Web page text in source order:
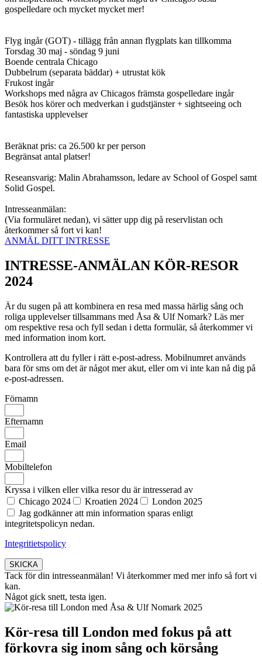
gospelledare och mycket mycket mer!
Flyg ingår (GOT) - tillägg från annan flygplats kan tillkomma
Torsdag 30 maj - söndag 9 juni
Boende centrala Chicago
Dubbelrum (separata bäddar) + utrustat kök
Frukost ingår
Workshops med några av Chicagos främsta gospelledare ingår
Besök hos körer och medverkan i gudstjänster + sightseeing och
fantastiska upplevelser
Beräknat pris: ca 26.500 kr per person
Begränsat antal platser!
Reseansvarig: Malin Abrahamsson, ledare av School of Gospel samt
Solid Gospel.
Intresseanmälan:
(Via formuläret nedan), vi sätter upp dig på reservlistan och
återkommer så fort vi kan!
ANMÄL DITT INTRESSE
INTRESSE-ANMÄLAN KÖR-RESOR
2024
Är du sugen på att kombinera en resa med massa härlig sång och
roliga upplevelser tillsammans med Åsa & Ulf Nomark? Läs mer
om respektive resa och fyll sedan i detta formulär, så återkommer vi
med information inom kort.
Kontrollera att du fyller i rätt e-post-adress. Mobilnumret används
bara för sms om det är något mer akut, eller om vi inte kan nå dig på
e-post-adressen.
Förnamn
Efternamn
Email
Mobiltelefon
Kryssa i vilken eller vilka resor du är intresserad av
Chicago 2024
Kroatien 2024
London 2025
Jag godkänner att min information sparas enligt
integritetspolicyn nedan.
Integritietspolicy
SKICKA
Tack för din intresseanmälan! Vi återkommer med mer info så fort vi
kan.
Något gick snett, testa igen.
Kör-resa till London med fokus på att
förkovra sig inom sång och körsång